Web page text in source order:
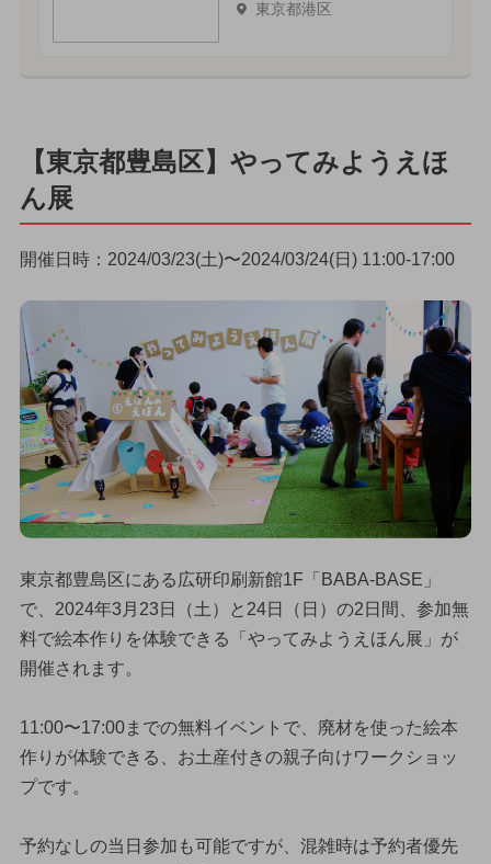
東京都港区
【東京都豊島区】やってみようえほ
ん展
開催日時：2024/03/23(土)〜2024/03/24(日) 11:00-17:00
東京都豊島区にある広研印刷新館1F「BABA-BASE」
で、2024年3月23日（土）と24日（日）の2日間、参加無
料で絵本作りを体験できる「やってみようえほん展」が
開催されます。
11:00〜17:00までの無料イベントで、廃材を使った絵本
作りが体験できる、お土産付きの親子向けワークショッ
プです。
予約なしの当日参加も可能ですが、混雑時は予約者優先